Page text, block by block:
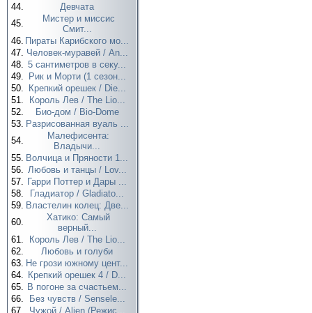
44.
Девчата
45.
Мистер и миссис
Смит...
46. Пираты Карибского мо...
47. Человек-муравей / An...
48. 5 сантиметров в секу...
49.
Рик и Морти (1 сезон...
50.
Крепкий орешек / Die...
51.
Король Лев / The Lio...
52.
Био-дом / Bio-Dome
53. Разрисованная вуаль ...
54.
Малефисента:
Владычи...
55. Волчица и Пряности 1...
56. Любовь и танцы / Lov...
57. Гарри Поттер и Дары ...
58.
Гладиатор / Gladiato...
59. Властелин колец: Две...
60.
Хатико: Самый
верный...
61.
Король Лев / The Lio...
62.
Любовь и голуби
63. Не грози южному цент...
64. Крепкий орешек 4 / D...
65. В погоне за счастьем...
66.
Без чувств / Sensele...
67.
Чужой / Alien (Режис...